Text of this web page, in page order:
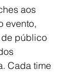
aos
evento,
de público
Cada time